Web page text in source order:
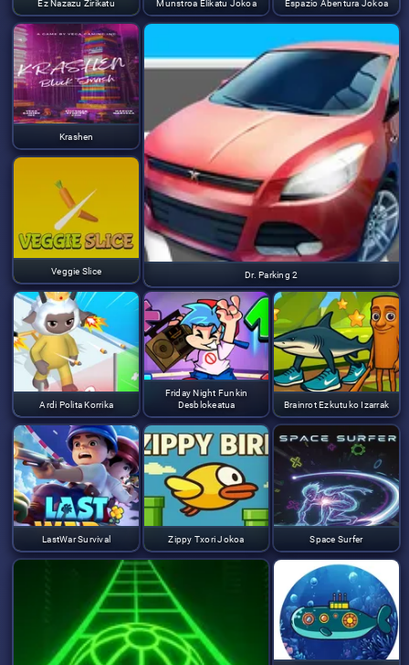
Ez Nazazu Zirikatu Munstroa Elikatu Jokoa Espazio Abentura Jokoa
Krashen
Dr. Parking 2
Veggie Slice
Ardi Polita Korrika
Friday Night Funkin
Desblokeatua
Brainrot Ezkutuko Izarrak
LastWar Survival Zippy Txori Jokoa Space Surfer